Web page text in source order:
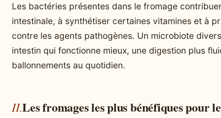
Les bactéries présentes dans le fromage
intestinale, à synthétiser certaines vitamines et à
contre les agents pathogènes. Un microbiote
intestin qui fonctionne mieux, une digestion plus
ballonnements au quotidien.
Les fromages les plus bénéfiques pour